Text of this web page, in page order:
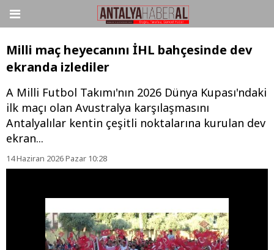
Milli maç heyecanını İHL bahçesinde dev
ekranda izlediler
A Milli Futbol Takımı'nın 2026 Dünya Kupası'ndaki
ilk maçı olan Avustralya karşılaşmasını
Antalyalılar kentin çeşitli noktalarına kurulan dev
ekran...
14 Haziran 2026 Pazar 10:28